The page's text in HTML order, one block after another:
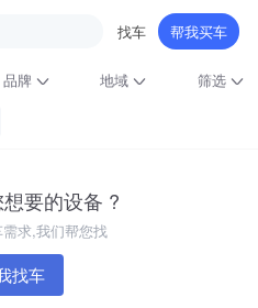
找车 帮我买车
品牌 地域
筛选
要的设备 ?
求,我们帮您找
找车